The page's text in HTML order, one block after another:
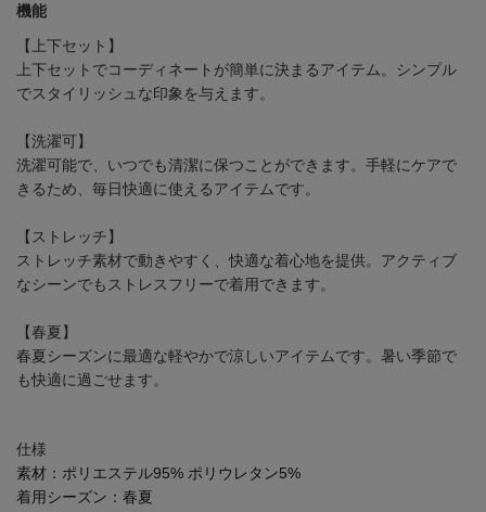
機能
【上下セット】
上下セットでコーディネートが簡単に決まるアイテム。シンプル
でスタイリッシュな印象を与えます。
【洗濯可】
洗濯可能で、いつでも清潔に保つことができます。手軽にケアで
きるため、毎日快適に使えるアイテムです。
【ストレッチ】
ストレッチ素材で動きやすく、快適な着心地を提供。アクティブ
なシーンでもストレスフリーで着用できます。
【春夏】
春夏シーズンに最適な軽やかで涼しいアイテムです。暑い季節で
も快適に過ごせます。
仕様
素材： ポリエステル95% ポリウレタン5%
着用シーズン： 春夏